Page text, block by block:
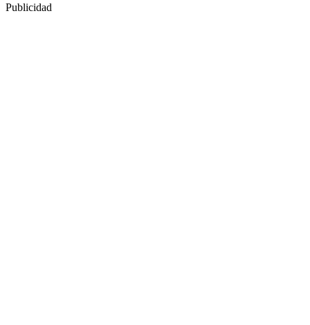
Publicidad